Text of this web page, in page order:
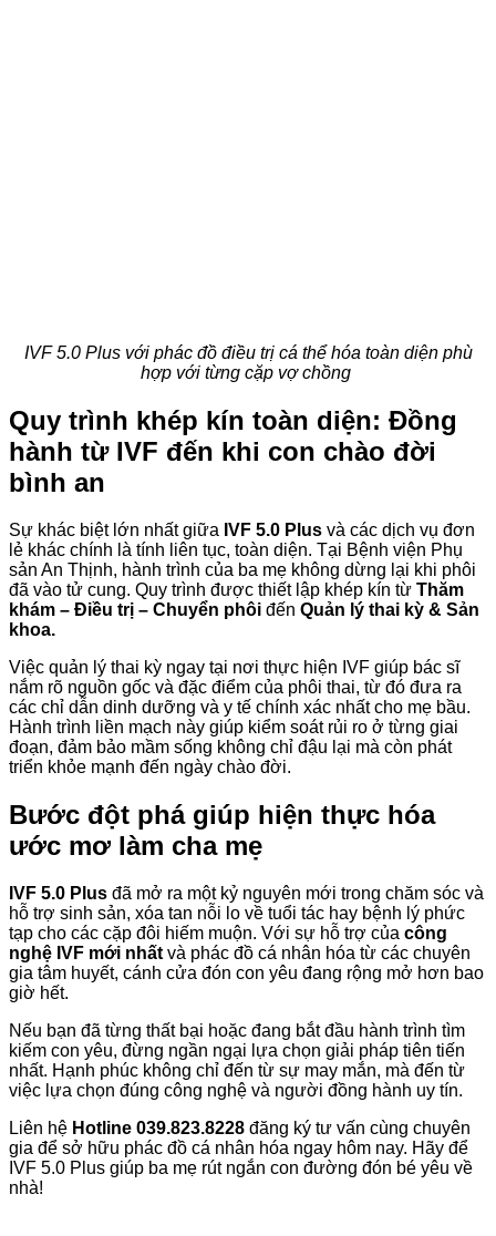
IVF 5.0 Plus với phác đồ điều trị cá thể hóa toàn diện phù
hợp với từng cặp vợ chồng
Quy trình khép kín toàn diện: Đồng
hành từ IVF đến khi con chào đời
bình an
Sự khác biệt lớn nhất giữa IVF 5.0 Plus và các dịch vụ đơn
lẻ khác chính là tính liên tục, toàn diện. Tại Bệnh viện Phụ
sản An Thịnh, hành trình của ba mẹ không dừng lại khi phôi
đã vào tử cung. Quy trình được thiết lập khép kín từ Thăm
khám – Điều trị – Chuyển phôi đến Quản lý thai kỳ & Sản
khoa.
Việc quản lý thai kỳ ngay tại nơi thực hiện IVF giúp bác sĩ
nắm rõ nguồn gốc và đặc điểm của phôi thai, từ đó đưa ra
các chỉ dẫn dinh dưỡng và y tế chính xác nhất cho mẹ bầu.
Hành trình liền mạch này giúp kiểm soát rủi ro ở từng giai
đoạn, đảm bảo mầm sống không chỉ đậu lại mà còn phát
triển khỏe mạnh đến ngày chào đời.
Bước đột phá giúp hiện thực hóa
ước mơ làm cha mẹ
IVF 5.0 Plus đã mở ra một kỷ nguyên mới trong chăm sóc và
hỗ trợ sinh sản, xóa tan nỗi lo về tuổi tác hay bệnh lý phức
tạp cho các cặp đôi hiếm muộn. Với sự hỗ trợ của công
nghệ IVF mới nhất và phác đồ cá nhân hóa từ các chuyên
gia tâm huyết, cánh cửa đón con yêu đang rộng mở hơn bao
giờ hết.
Nếu bạn đã từng thất bại hoặc đang bắt đầu hành trình tìm
kiếm con yêu, đừng ngần ngại lựa chọn giải pháp tiên tiến
nhất. Hạnh phúc không chỉ đến từ sự may mắn, mà đến từ
việc lựa chọn đúng công nghệ và người đồng hành uy tín.
Liên hệ Hotline 039.823.8228 đăng ký tư vấn cùng chuyên
gia để sở hữu phác đồ cá nhân hóa ngay hôm nay. Hãy để
IVF 5.0 Plus giúp ba mẹ rút ngắn con đường đón bé yêu về
nhà!